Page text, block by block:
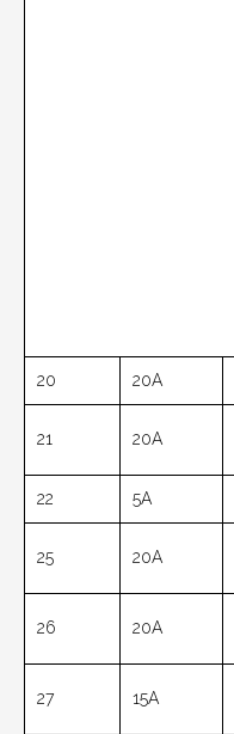
20 20A
21 20A
22 5A
25 20A
26 20A
27 15A